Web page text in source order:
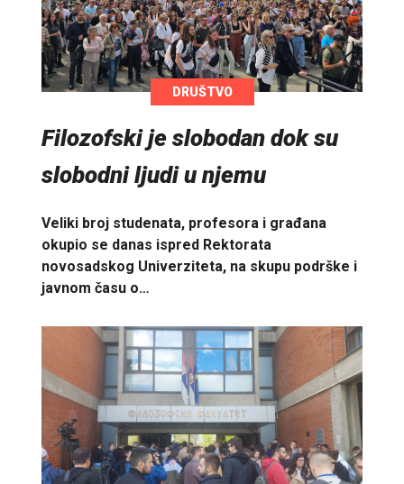
DRUŠTVO
Filozofski je slobodan dok su
slobodni ljudi u njemu
Veliki broj studenata, profesora i građana
okupio se danas ispred Rektorata
novosadskog Univerziteta, na skupu podrške i
javnom času o…